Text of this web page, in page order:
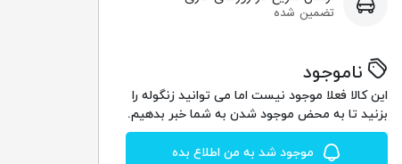
تضمین شده
ناموجود
این کالا فعلا موجود نیست اما می توانید زنگوله را
بزنید تا به محض موجود شدن به شما خبر بدهیم.
موجود شد به من اطلاع بده